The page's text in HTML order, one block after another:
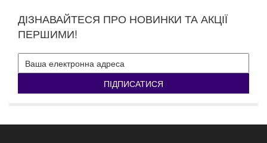
ДІЗНАВАЙТЕСЯ ПРО НОВИНКИ ТА АКЦІЇ
ПЕРШИМИ!
ПІДПИСАТИСЯ